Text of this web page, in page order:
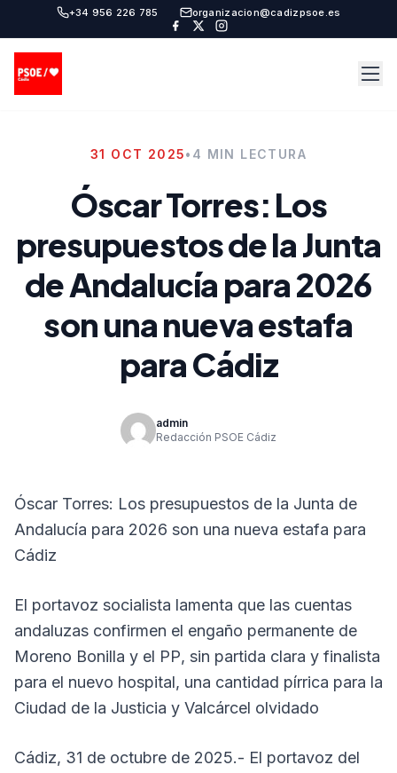
+34 956 226 785 organizacion@cadizpsoe.es
31 OCT 2025• 4 MIN LECTURA
Óscar Torres: Los
presupuestos de la Junta
de Andalucía para 2026
son una nueva estafa
para Cádiz
admin
Redacción PSOE Cádiz
Óscar Torres: Los presupuestos de la Junta de
Andalucía para 2026 son una nueva estafa para
Cádiz
El portavoz socialista lamenta que las cuentas
andaluzas confirmen el engaño permanente de
Moreno Bonilla y el PP, sin partida clara y finalista
para el nuevo hospital, una cantidad pírrica para la
Ciudad de la Justicia y Valcárcel olvidado
Cádiz, 31 de octubre de 2025.- El portavoz del